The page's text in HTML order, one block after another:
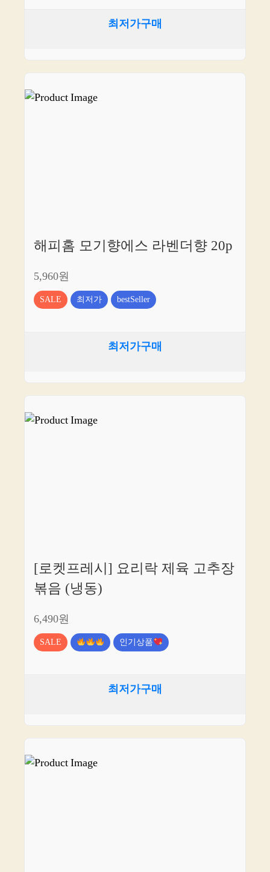
최저가구매
해피홈 모기향에스 라벤더향 20p
5,960원
SALE 최저가 bestSeller
최저가구매
[로켓프레시] 요리락 제육 고추장
볶음 (냉동)
6,490원
SALE 인기상품
최저가구매